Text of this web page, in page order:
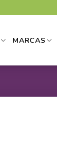
MARCAS